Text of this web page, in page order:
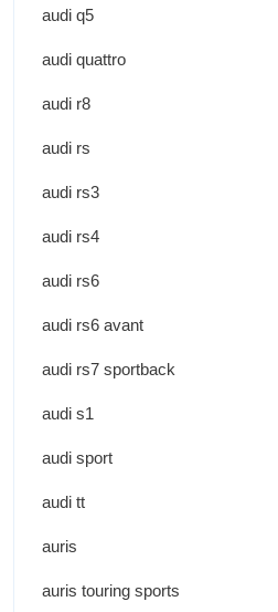
audi q5
audi quattro
audi r8
audi rs
audi rs3
audi rs4
audi rs6
audi rs6 avant
audi rs7 sportback
audi s1
audi sport
audi tt
auris
auris touring sports